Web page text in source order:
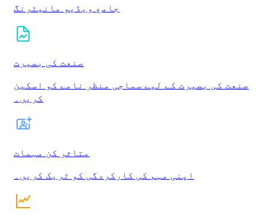
جامع ویڈیو مانیٹرنگ
صنعت کی بصیرت
صنعت کی بصیرت کے لیے سماجی منظر نامے کو اسکین
کریں۔
متاثر کن مہمات
اپنی مہم کی کارکردگی کو ٹریک کریں۔